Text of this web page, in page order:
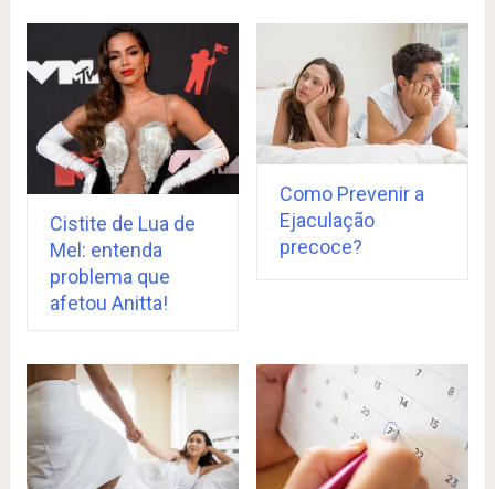
Cistite de Lua de
Mel: entenda
problema que
afetou Anitta!
Como Prevenir a
Ejaculação
precoce?